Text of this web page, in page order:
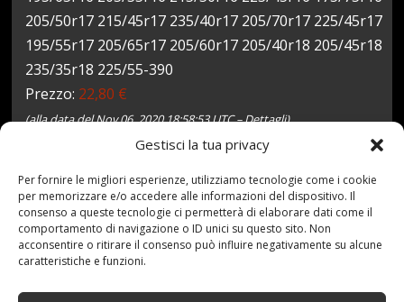
Gestisci la tua privacy
Per fornire le migliori esperienze, utilizziamo tecnologie come i cookie
per memorizzare e/o accedere alle informazioni del dispositivo. Il
consenso a queste tecnologie ci permetterà di elaborare dati come il
comportamento di navigazione o ID unici su questo sito. Non
acconsentire o ritirare il consenso può influire negativamente su alcune
caratteristiche e funzioni.
205/50r17 215/45r17 235/40r17 205/70r17 225/45r17
195/55r17 205/65r17 205/60r17 205/40r18 205/45r18
235/35r18 225/55-390
Prezzo: 22,80 €
(alla data del Nov 06, 2020 18:58:53 UTC –Dettagli)